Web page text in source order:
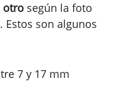
otro según la foto
son algunos
7 y 17 mm